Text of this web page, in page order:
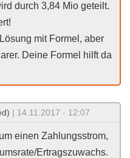
durch 3,84 Mio geteilt.
mit Formel, aber
Deine Formel hilft da
| 14.11.2017 - 12:07
einen Zahlungsstrom,
Ertragszuwachs.